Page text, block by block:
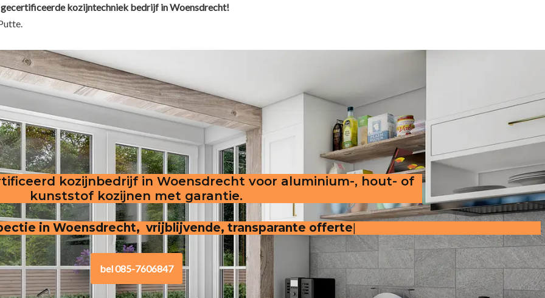
kozijntechniek bedrijf in Woensdrecht!
kozijnbedrijf in Woensdrecht voor aluminium-, hout- of
kunststof kozijnen met garantie.
in Woensdrecht, vrijblijvende, transparante offerte
bel 085-7606847